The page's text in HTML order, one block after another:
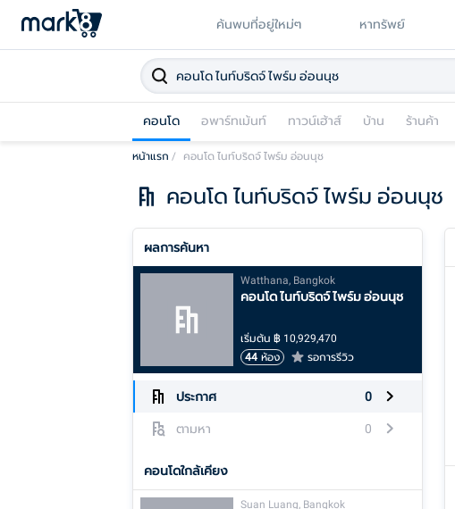
ค้นพบที่อยู่ใหม่ๆ หาทรัพย์
คอนโด อพาร์ทเม้นท์ ทาวน์เฮ้าส์ บ้าน ร้านค้า
หน้าแรก / คอนโด ไนท์บริดจ์ ไพร์ม อ่อนนุช
คอนโด ไนท์บริดจ์ ไพร์ม อ่อนนุช
ผลการค้นหา
Watthana, Bangkok
คอนโด ไนท์บริดจ์ ไพร์ม อ่อนนุช
เริ่มต้น ฿ 10,929,470
44 ห้อง รอการรีวิว
ประกาศ 0
ตามหา 0
คอนโดใกล้เคียง
Suan Luang, Bangkok